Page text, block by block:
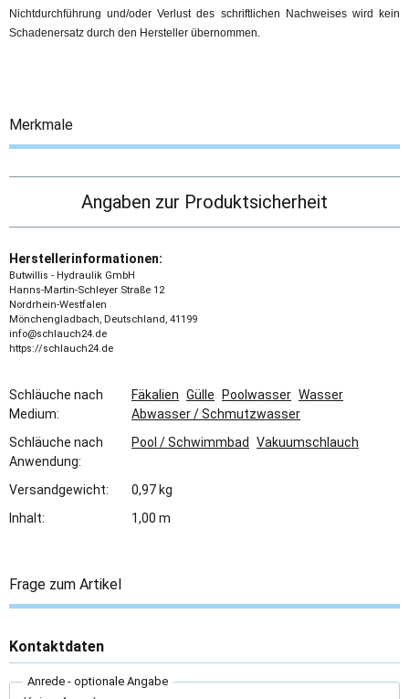
Nichtdurchführung und/oder Verlust des schriftlichen Nachweises wird kein
Schadenersatz durch den Hersteller übernommen.
Merkmale
Angaben zur Produktsicherheit
Herstellerinformationen:
Butwillis - Hydraulik GmbH
Hanns-Martin-Schleyer Straße 12
Nordrhein-Westfalen
Mönchengladbach, Deutschland, 41199
info@schlauch24.de
https://schlauch24.de
Schläuche nach
Medium:
Fäkalien Gülle Poolwasser Wasser
Abwasser / Schmutzwasser
Schläuche nach
Anwendung:
Pool / Schwimmbad Vakuumschlauch
Versandgewicht:
0,97 kg
Inhalt:
1,00 m
Frage zum Artikel
Kontaktdaten
Anrede - optionale Angabe